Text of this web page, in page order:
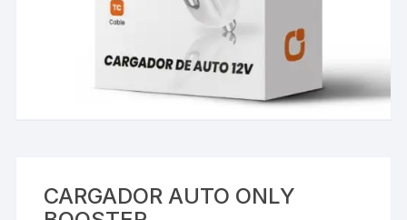
CARGADOR AUTO ONLY